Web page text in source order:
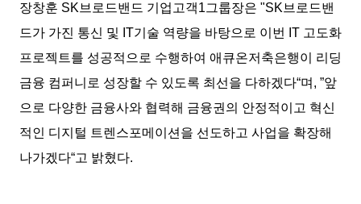
장창훈 SK브로드밴드 기업고객1그룹장은 "SK브로드밴
드가 가진 통신 및 IT기술 역량을 바탕으로 이번 IT 고도화
프로젝트를 성공적으로 수행하여 애큐온저축은행이 리딩
금융 컴퍼니로 성장할 수 있도록 최선을 다하겠다“며, ”앞
으로 다양한 금융사와 협력해 금융권의 안정적이고 혁신
적인 디지털 트렌스포메이션을 선도하고 사업을 확장해
나가겠다“고 밝혔다.